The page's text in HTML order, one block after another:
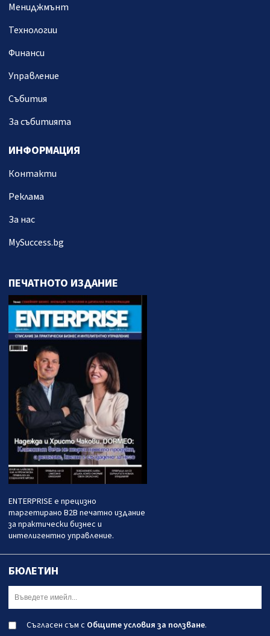
Мениджмънт
Технологии
Финанси
Управление
Събития
За събитията
ИНФОРМАЦИЯ
Контакти
Реклама
За нас
MySuccess.bg
ПЕЧАТНОТО ИЗДАНИЕ
ENTERPRISE е прецизно
таргетирано B2B печатно издание
за практически бизнес и
интелигентно управление.
БЮЛЕТИН
Съгласен съм с Общите условия за ползване.